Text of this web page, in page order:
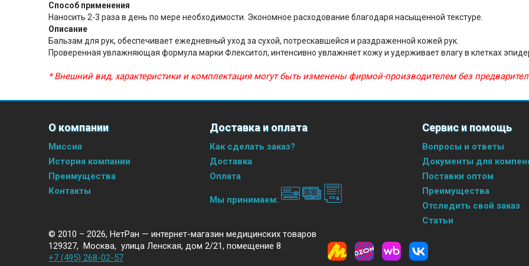
Способ применения
Наносить 2-3 раза в день по мере необходимости. Экономное расходование благодаря насыщенной текстуре.
Описание
Бальзам для рук, обеспечивает ежедневный уход за сухой, потрескавшейся и раздраженной кожей рук.
Проверенная увлажняющая формула марки Флекситол, интенсивно увлажняет кожу и удерживает влагу в клетках
* Внешний вид, характеристики и комплектация могут быть изменены фирмой-производителем без
О компании
Миссия
История компании
Преимущества
Контакты
Доставка и оплата
Как сделать заказ?
Доставка
Оплата
Мы принимаем:
Сервис и помощь
Вопросы и ответы
Документы для
Поставки оптом
Преимущества
Отследить свой заказ
Статьи
© 2010 – 2026, НетРан — интернет-магазин медицинских товаров
129327, Москва, улица Ленская, дом 2/21, помещение 8
+7 (495) 268-02-57